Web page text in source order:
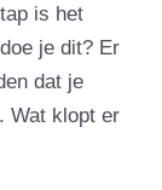
is het
je dit? Er
dat je
Wat klopt er